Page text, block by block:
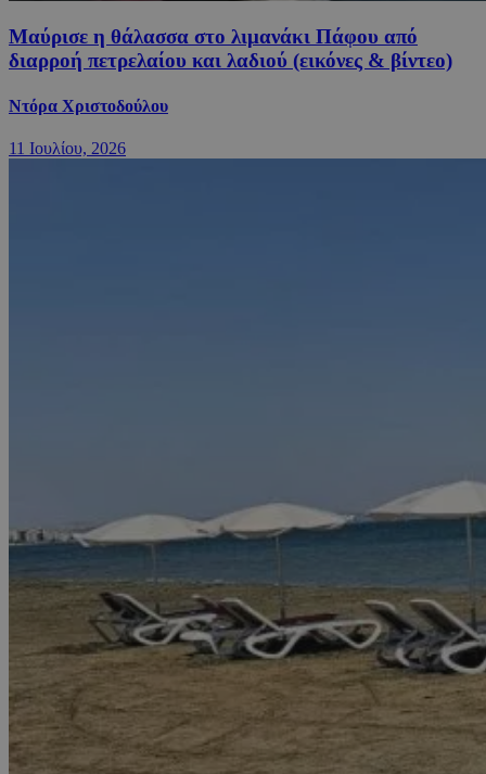
Μαύρισε η θάλασσα στο λιμανάκι Πάφου από
διαρροή πετρελαίου και λαδιού (εικόνες & βίντεο)
Ντόρα Χριστοδούλου
11 Ιουλίου, 2026